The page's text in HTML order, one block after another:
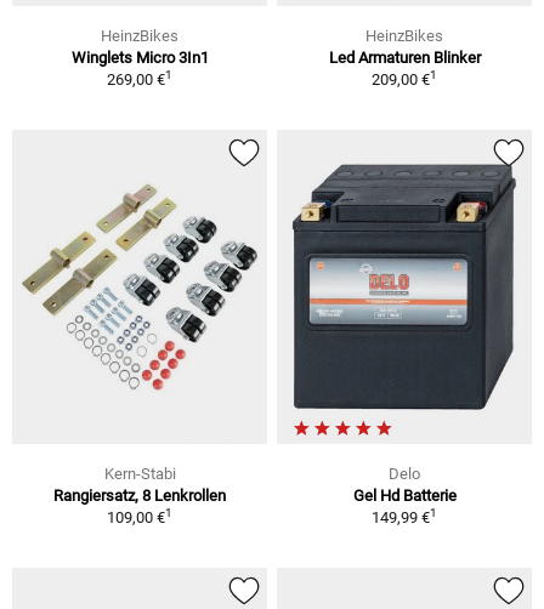
HeinzBikes
Winglets Micro 3In1
269,00 €1
HeinzBikes
Led Armaturen Blinker
209,00 €1
Kern-Stabi
Rangiersatz, 8 Lenkrollen
109,00 €1
Delo
Gel Hd Batterie
149,99 €1